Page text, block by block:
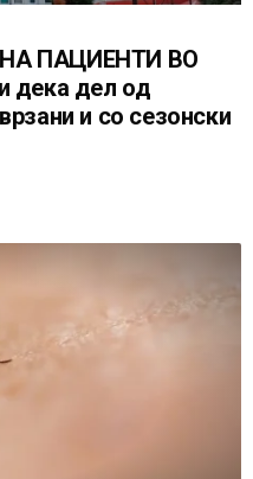
ПАЦИЕНТИ ВО
дека дел од
и со сезонски